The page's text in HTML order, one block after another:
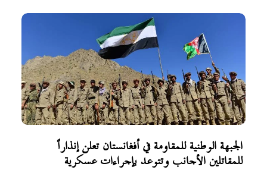
الجبهة الوطنية للمقاومة في أفغانستان تعلن إنذاراً
للمقاتلين الأجانب وتتوعد بإجراءات عسكرية